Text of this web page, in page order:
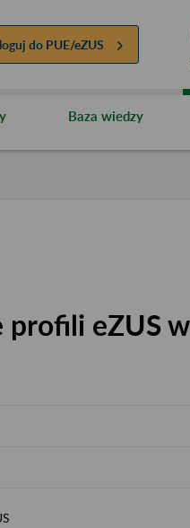
do PUE/eZUS
Baza wiedzy
profili eZUS w